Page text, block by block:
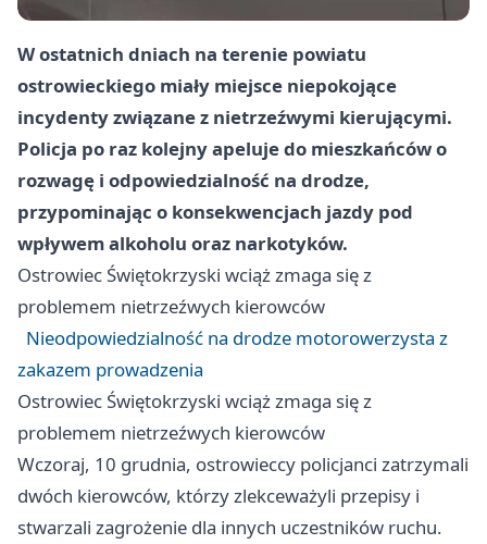
W ostatnich dniach na terenie powiatu
ostrowieckiego miały miejsce niepokojące
incydenty związane z nietrzeźwymi kierującymi.
Policja po raz kolejny apeluje do mieszkańców o
rozwagę i odpowiedzialność na drodze,
przypominając o konsekwencjach jazdy pod
wpływem alkoholu oraz narkotyków.
Ostrowiec Świętokrzyski wciąż zmaga się z
problemem nietrzeźwych kierowców
Nieodpowiedzialność na drodze motorowerzysta z
zakazem prowadzenia
Ostrowiec Świętokrzyski wciąż zmaga się z
problemem nietrzeźwych kierowców
Wczoraj, 10 grudnia, ostrowieccy policjanci zatrzymali
dwóch kierowców, którzy zlekceważyli przepisy i
stwarzali zagrożenie dla innych uczestników ruchu.